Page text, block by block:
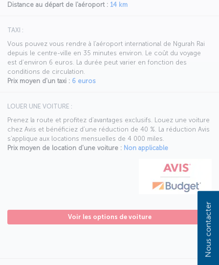
Distance au départ de l'aéroport : 14 km
TAXI :
Vous pouvez vous rendre à l’aéroport international de Ngurah Rai
depuis le centre-ville en 35 minutes environ. Le coût du voyage
est d’environ 6 euros. La durée peut varier en fonction des
conditions de circulation.
Prix moyen d'un taxi : 6 euros
LOUER UNE VOITURE :
Prenez la route et profitez d’avantages exclusifs. Louez une voiture
chez Avis et bénéficiez d’une réduction de 40 %. La réduction Avis
s’applique aux locations mensuelles de 4 000 miles.
Prix moyen de location d'une voiture : Non applicable
Voir les options de voiture Nous contacter